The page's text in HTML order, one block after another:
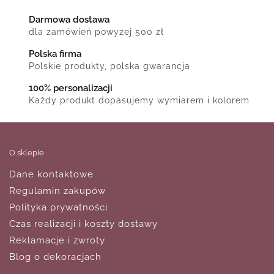
Darmowa dostawa
dla zamówień powyżej 500 zł
Polska firma
Polskie produkty, polska gwarancja
100% personalizacji
Każdy produkt dopasujemy wymiarem i kolorem
O sklepie
Dane kontaktowe
Regulamin zakupów
Polityka prywatności
Czas realizacji i koszty dostawy
Reklamacje i zwroty
Blog o dekoracjach